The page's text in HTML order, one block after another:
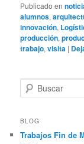
Publicado en
alumnos,
innovación,
producción,
trabajo,visita |
u
c
r
BLOG
Trabajos Fin de